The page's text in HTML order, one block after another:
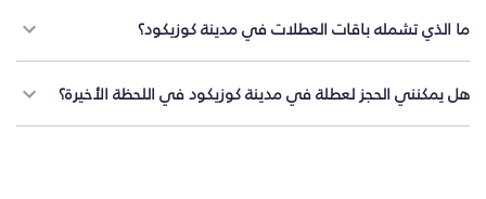
ما الذي تشمله باقات العطلات في مدينة كوزيكود؟
هل يمكنني الحجز لعطلة في مدينة كوزيكود في اللحظة الأخيرة؟